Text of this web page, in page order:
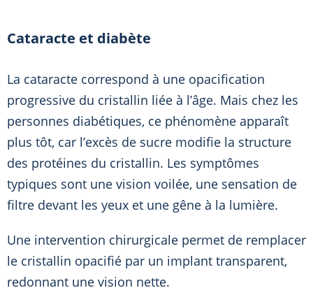
Cataracte et diabète
La cataracte correspond à une opacification
progressive du cristallin liée à l’âge. Mais chez les
personnes diabétiques, ce phénomène apparaît
plus tôt, car l’excès de sucre modifie la structure
des protéines du cristallin. Les symptômes
typiques sont une vision voilée, une sensation de
filtre devant les yeux et une gêne à la lumière.
Une intervention chirurgicale permet de remplacer
le cristallin opacifié par un implant transparent,
redonnant une vision nette.